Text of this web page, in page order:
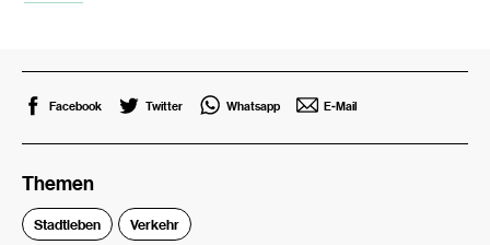
Facebook Twitter Whatsapp E-Mail
Themen
Stadtleben Verkehr